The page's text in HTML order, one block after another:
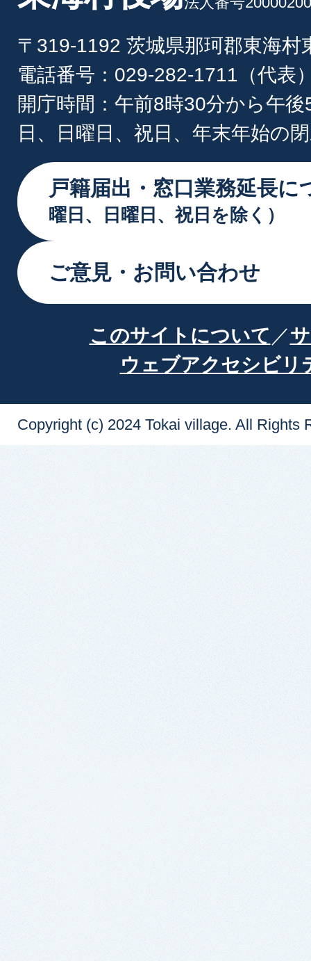
〒319-1192 茨城県那珂郡東海村
電話番号：029-282-1711（代表
開庁時間：午前8時30分から午
日、日曜日、祝日、年末年始の
戸籍届出・窓口業務延長に
曜日、日曜日、祝日を除く）
ご意見・お問い合わせ
このサイトについて
ウェブアクセシビリ
Copyright (c) 2024 Tokai village. All Rights